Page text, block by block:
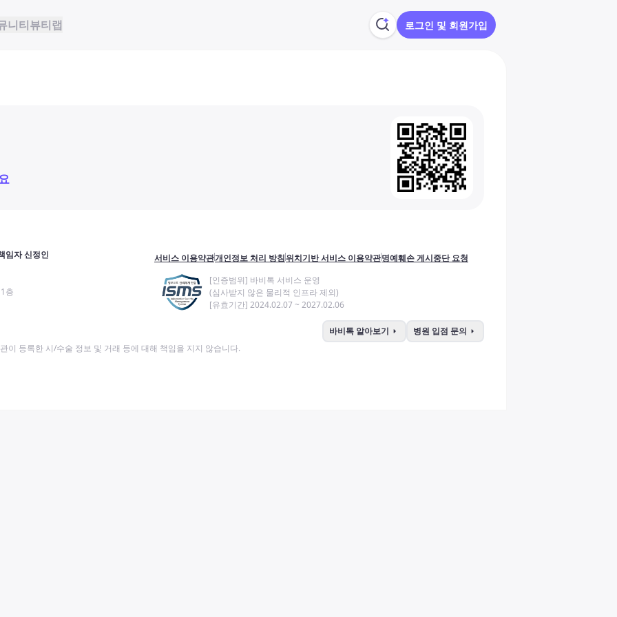
니티뷰티랩 로그인 및 회원가입
임자 신정인
층
서비스 이용약관개인정보 처리 방침위치기반 서비스 이용약관명예훼손 게시중단 요청
[인증범위] 바비톡 서비스 운영
(심사받지 않은 물리적 인프라 제외)
[유효기간] 2024.02.07 ~ 2027.02.06
바비톡 알아보기 arrow_right 병원 입점 문의 arrow_right
이 등록한 시/수술 정보 및 거래 등에 대해 책임을 지지 않습니다.